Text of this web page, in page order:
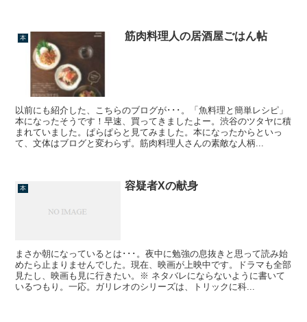
本 筋肉料理人の居酒屋ごはん帖
以前にも紹介した、こちらのブログが･･･。「魚料理と簡単レシピ」
本になったそうです！早速、買ってきましたよー。渋谷のツタヤに積
まれていました。ぱらぱらと見てみました。本になったからといっ
て、文体はブログと変わらず。筋肉料理人さんの素敵な人柄...
本 容疑者Xの献身
まさか朝になっているとは･･･。夜中に勉強の息抜きと思って読み始
めたら止まりませんでした。現在、映画が上映中です。ドラマも全部
見たし、映画も見に行きたい。※ ネタバレにならないように書いて
いるつもり。一応。ガリレオのシリーズは、トリックに科...